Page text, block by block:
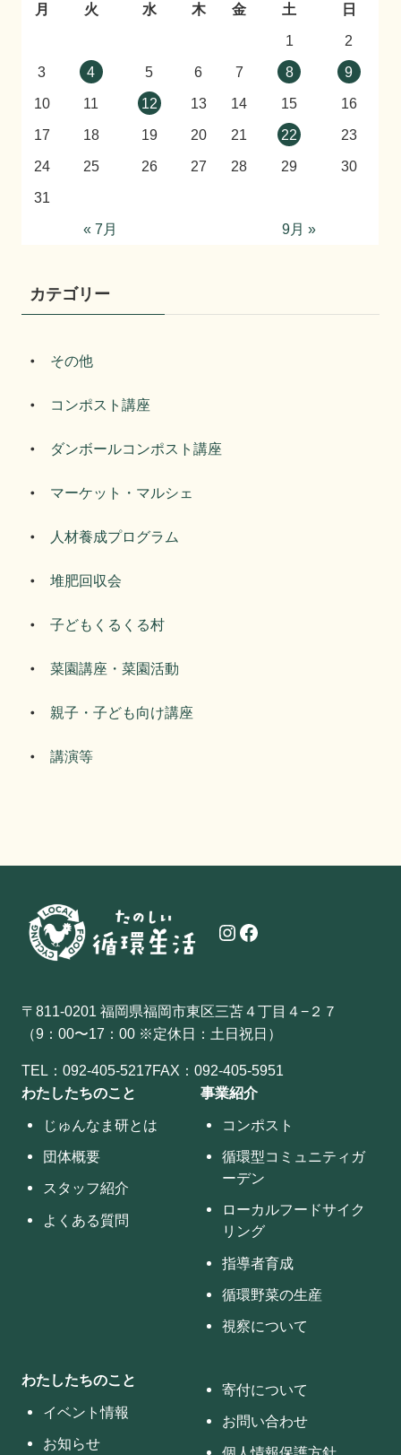
月 火 水 木 金 土
日
1
2
3
4 5 6 7 8
9
10
11 12 13 14 15
16
17
18 19 20 21 22
23
24
25 26 27 28 29
30
31
« 7月
9月 »
カテゴリー
その他
コンポスト講座
ダンボールコンポスト講座
マーケット・マルシェ
人材養成プログラム
堆肥回収会
子どもくるくる村
菜園講座・菜園活動
親子・子ども向け講座
講演等
Instagram Facebook
〒811-0201 福岡県福岡市東区三苫４丁目４−２７
（9：00〜17：00 ※定休日：土日祝日）
TEL：092-405-5217FAX：092-405-5951
わたしたちのこと
じゅんなま研とは
団体概要
スタッフ紹介
よくある質問
事業紹介
コンポスト
循環型コミュニティガ
ーデン
ローカルフードサイク
リング
指導者育成
循環野菜の生産
視察について
わたしたちのこと
イベント情報
お知らせ
寄付について
お問い合わせ